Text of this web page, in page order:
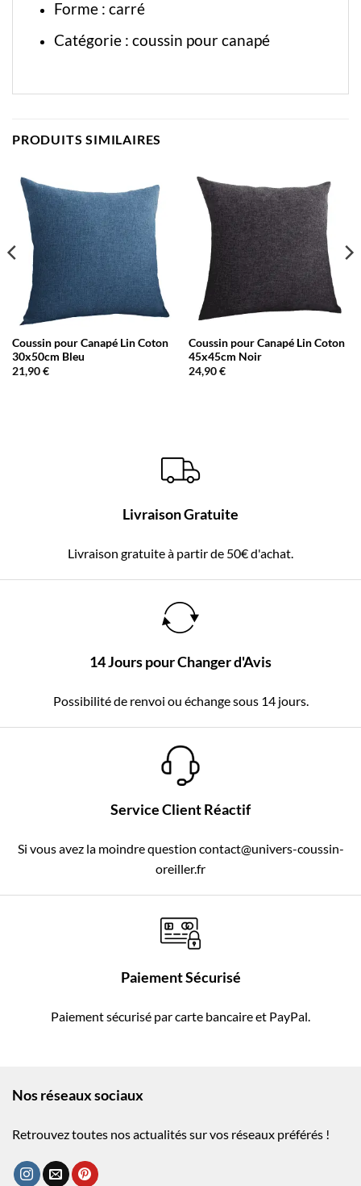
Forme : carré
Catégorie : coussin pour canapé
PRODUITS SIMILAIRES
Coussin pour Canapé Lin Coton
30x50cm Bleu
21,90€
Coussin pour Canapé Lin Coton
45x45cm Noir
24,90€
Livraison Gratuite
Livraison gratuite à partir de 50€ d'achat.
14 Jours pour Changer d'Avis
Possibilité de renvoi ou échange sous 14 jours.
Service Client Réactif
Si vous avez la moindre question contact@univers-coussin-
oreiller.fr
Paiement Sécurisé
Paiement sécurisé par carte bancaire et PayPal.
Nos réseaux sociaux
Retrouvez toutes nos actualités sur vos réseaux préférés !